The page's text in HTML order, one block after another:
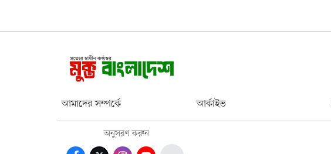
আমাদের সম্পর্কে আর্কাইভ
অনুসরণ করুন